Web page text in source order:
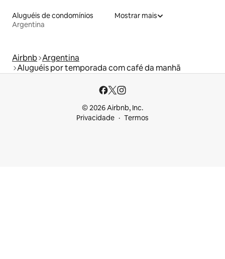
Aluguéis de condomínios
Argentina
Mostrar mais
Airbnb Argentina
Aluguéis por temporada com café da manhã
© 2026 Airbnb, Inc.
Privacidade
Termos